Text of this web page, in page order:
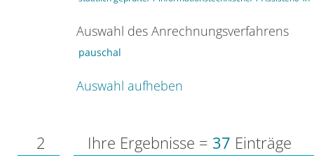
Auswahl des Anrechnungsverfahrens
pauschal
Auswahl aufheben
2 Ihre Ergebnisse = 37 Einträge